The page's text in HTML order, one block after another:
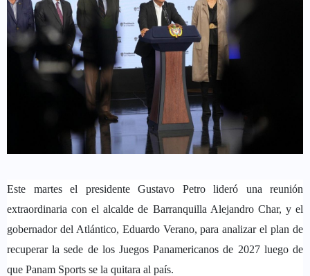
Este martes el presidente Gustavo Petro lideró una reunión
extraordinaria con el alcalde de Barranquilla Alejandro Char, y el
gobernador del Atlántico, Eduardo Verano, para analizar el plan de
recuperar la sede de los Juegos Panamericanos de 2027 luego de
que Panam Sports se la quitara al país.